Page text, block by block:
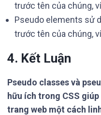
trước tên của chúng,
Pseudo elements sử
trước tên của chúng,
4. Kết Luận
Pseudo classes và
hữu ích trong CSS
trang web một cách